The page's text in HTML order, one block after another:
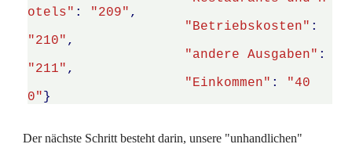
otels" : "209" ,
"Betriebskosten" :
"210" ,
"andere Ausgaben" :
"211" ,
"Einkommen" :
"40
0" }
Der nächste Schritt besteht darin, unsere "unhandlichen"